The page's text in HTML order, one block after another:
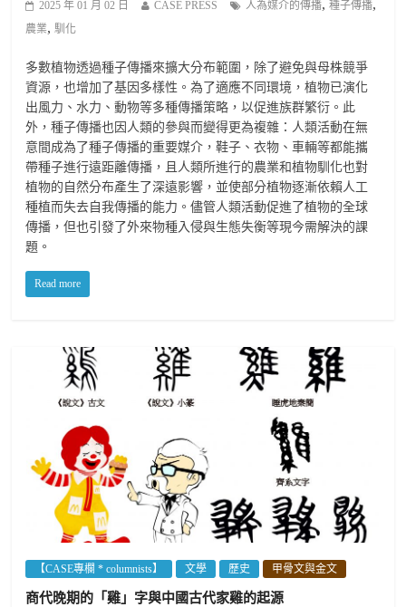
2025 年 01 月 02 日 CASE PRESS 人為媒介的傳播,種子傳播,
農業,馴化
多數植物透過種子傳播來擴大分布範圍，除了避免與母株競爭
資源，也增加了基因多樣性。為了適應不同環境，植物已演化
出風力、水力、動物等多種傳播策略，以促進族群繁衍。此
外，種子傳播也因人類的參與而變得更為複雜：人類活動在無
意間成為了種子傳播的重要媒介，鞋子、衣物、車輛等都能攜
帶種子進行遠距離傳播，且人類所進行的農業和植物馴化也對
植物的自然分布產生了深遠影響，並使部分植物逐漸依賴人工
種植而失去自我傳播的能力。儘管人類活動促進了植物的全球
傳播，但也引發了外來物種入侵與生態失衡等現今需解決的課
題。
Read more
【CASE專欄 * columnists】 文學 歷史 甲骨文與金文
商代晚期的「雞」字與中國古代家雞的起源